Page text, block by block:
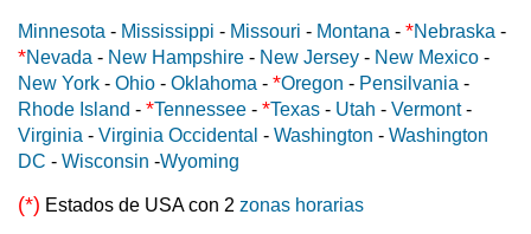
Minnesota - Mississippi - Missouri - Montana - *Nebraska -
*Nevada - New Hampshire - New Jersey - New Mexico -
New York - Ohio - Oklahoma - *Oregon - Pensilvania -
Rhode Island - *Tennessee - *Texas - Utah - Vermont-
Virginia - Virginia Occidental - Washington - Washington
DC - Wisconsin -Wyoming
(*) Estados de USA con 2 zonas horarias